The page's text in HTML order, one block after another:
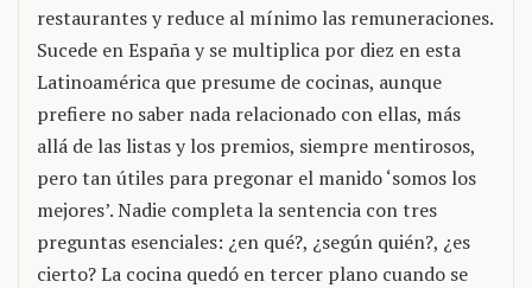
restaurantes y reduce al mínimo las remuneraciones.
Sucede en España y se multiplica por diez en esta
Latinoamérica que presume de cocinas, aunque
prefiere no saber nada relacionado con ellas, más
allá de las listas y los premios, siempre mentirosos,
pero tan útiles para pregonar el manido ‘somos los
mejores’. Nadie completa la sentencia con tres
preguntas esenciales: ¿en qué?, ¿según quién?, ¿es
cierto? La cocina quedó en tercer plano cuando se